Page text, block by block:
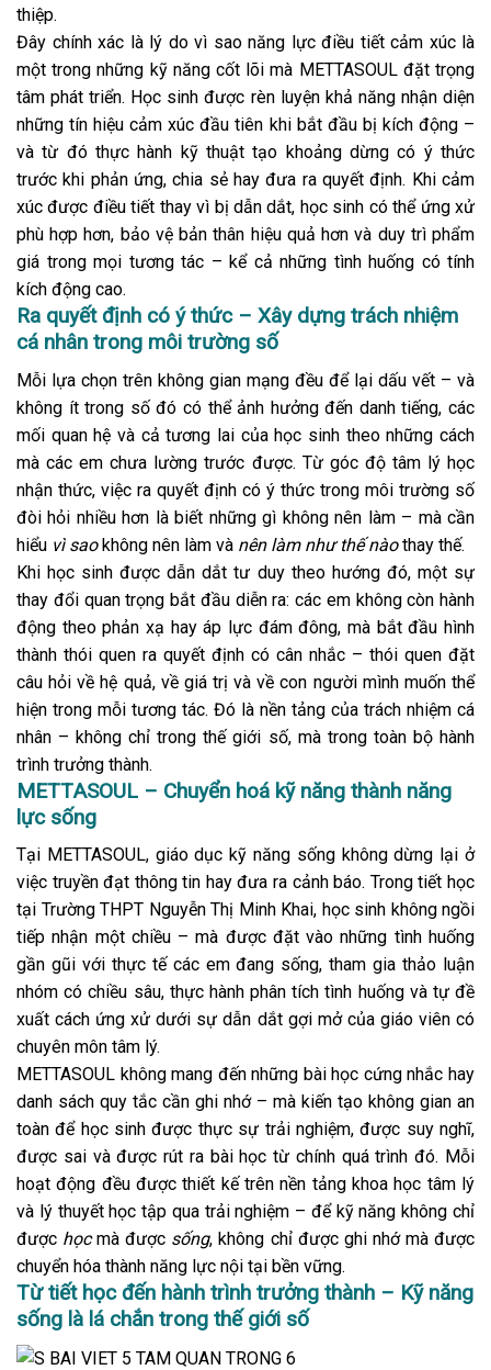
thiệp.
Đây chính xác là lý do vì sao năng lực điều tiết cảm xúc là
một trong những kỹ năng cốt lõi mà METTASOUL đặt trọng
tâm phát triển. Học sinh được rèn luyện khả năng nhận diện
những tín hiệu cảm xúc đầu tiên khi bắt đầu bị kích động –
và từ đó thực hành kỹ thuật tạo khoảng dừng có ý thức
trước khi phản ứng, chia sẻ hay đưa ra quyết định. Khi cảm
xúc được điều tiết thay vì bị dẫn dắt, học sinh có thể ứng xử
phù hợp hơn, bảo vệ bản thân hiệu quả hơn và duy trì phẩm
giá trong mọi tương tác – kể cả những tình huống có tính
kích động cao.
Ra quyết định có ý thức – Xây dựng trách nhiệm
cá nhân trong môi trường số
Mỗi lựa chọn trên không gian mạng đều để lại dấu vết – và
không ít trong số đó có thể ảnh hưởng đến danh tiếng, các
mối quan hệ và cả tương lai của học sinh theo những cách
mà các em chưa lường trước được. Từ góc độ tâm lý học
nhận thức, việc ra quyết định có ý thức trong môi trường số
đòi hỏi nhiều hơn là biết những gì không nên làm – mà cần
hiểu vì saokhông nên làm và nên làm như thế nàothay thế.
Khi học sinh được dẫn dắt tư duy theo hướng đó, một sự
thay đổi quan trọng bắt đầu diễn ra: các em không còn hành
động theo phản xạ hay áp lực đám đông, mà bắt đầu hình
thành thói quen ra quyết định có cân nhắc – thói quen đặt
câu hỏi về hệ quả, về giá trị và về con người mình muốn thể
hiện trong mỗi tương tác. Đó là nền tảng của trách nhiệm cá
nhân – không chỉ trong thế giới số, mà trong toàn bộ hành
trình trưởng thành.
METTASOUL – Chuyển hoá kỹ năng thành năng
lực sống
Tại METTASOUL, giáo dục kỹ năng sống không dừng lại ở
việc truyền đạt thông tin hay đưa ra cảnh báo. Trong tiết học
tại Trường THPT Nguyễn Thị Minh Khai, học sinh không ngồi
tiếp nhận một chiều – mà được đặt vào những tình huống
gần gũi với thực tế các em đang sống, tham gia thảo luận
nhóm có chiều sâu, thực hành phân tích tình huống và tự đề
xuất cách ứng xử dưới sự dẫn dắt gợi mở của giáo viên có
chuyên môn tâm lý.
METTASOUL không mang đến những bài học cứng nhắc hay
danh sách quy tắc cần ghi nhớ – mà kiến tạo không gian an
toàn để học sinh được thực sự trải nghiệm, được suy nghĩ,
được sai và được rút ra bài học từ chính quá trình đó. Mỗi
hoạt động đều được thiết kế trên nền tảng khoa học tâm lý
và lý thuyết học tập qua trải nghiệm – để kỹ năng không chỉ
được họcmà được sống, không chỉ được ghi nhớ mà được
chuyển hóa thành năng lực nội tại bền vững.
Từ tiết học đến hành trình trưởng thành – Kỹ năng
sống là lá chắn trong thế giới số